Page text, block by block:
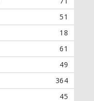
51
18
61
49
364
45